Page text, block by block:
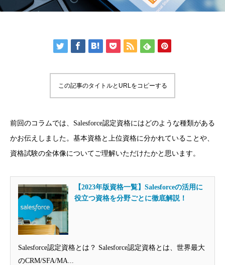
この記事のタイトルとURLをコピーする
前回のコラムでは、Salesforce認定資格にはどのような種類がある
かお伝えしました。基本資格と上位資格に分かれていることや、
資格試験の全体像についてご理解いただけたかと思います。
【2023年版資格一覧】Salesforceの活用に
役立つ資格を分野ごとに徹底解説！
Salesforce認定資格とは？ Salesforce認定資格とは、世界最大
のCRM/SFA/MA...